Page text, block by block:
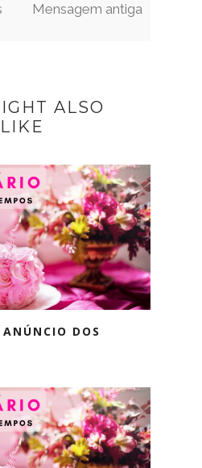
Mensagem antiga
ALSO
LIKE
DOS